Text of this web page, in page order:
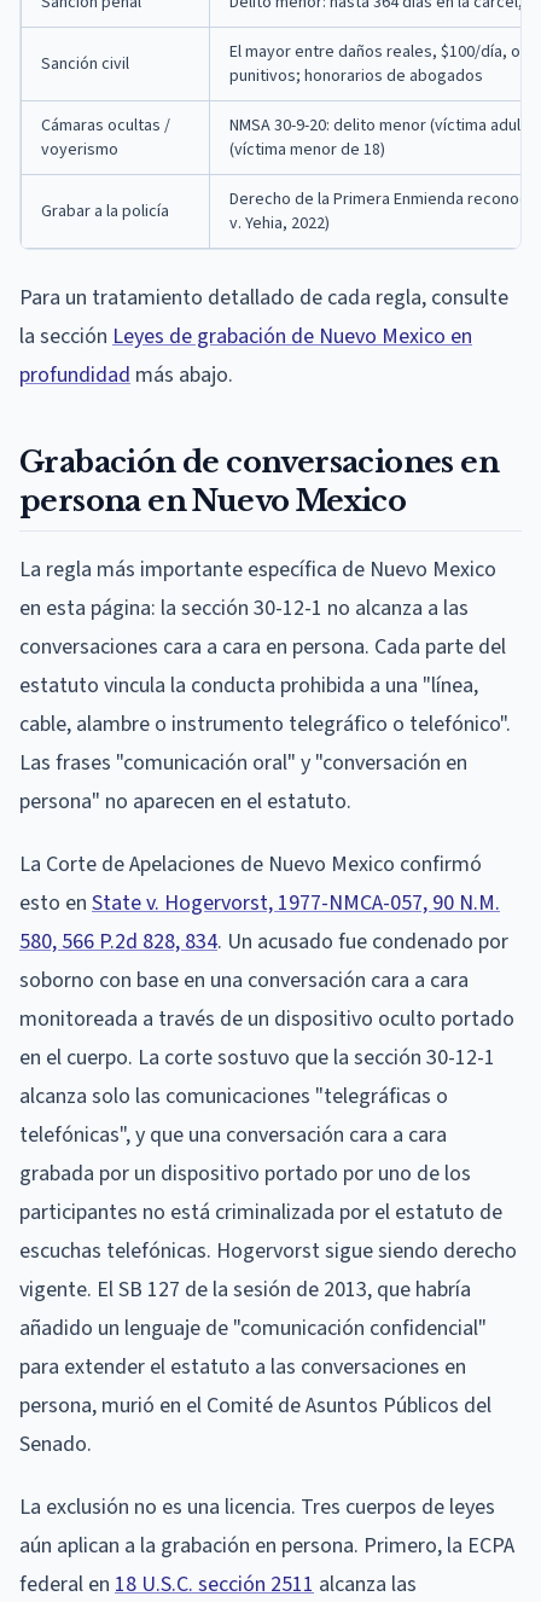
Sanción civil
El mayor entre daños reales, $100/día, o
punitivos; honorarios de abogados
Cámaras ocultas /
voyerismo
NMSA 30-9-20: delito menor (víctima
(víctima menor de 18)
Grabar a la policía
Derecho de la Primera Enmienda
v. Yehia, 2022)
Para un tratamiento detallado de cada regla, consulte
la sección Leyes de grabación de Nuevo Mexico en
profundidad más abajo.
Grabación de conversaciones en
persona en Nuevo Mexico
La regla más importante específica de Nuevo Mexico
en esta página: la sección 30-12-1 no alcanza a las
conversaciones cara a cara en persona. Cada parte del
estatuto vincula la conducta prohibida a una "línea,
cable, alambre o instrumento telegráfico o telefónico".
Las frases "comunicación oral" y "conversación en
persona" no aparecen en el estatuto.
La Corte de Apelaciones de Nuevo Mexico confirmó
esto en State v. Hogervorst, 1977-NMCA-057, 90 N.M.
580, 566 P.2d 828, 834. Un acusado fue condenado por
soborno con base en una conversación cara a cara
monitoreada a través de un dispositivo oculto portado
en el cuerpo. La corte sostuvo que la sección 30-12-1
alcanza solo las comunicaciones "telegráficas o
telefónicas", y que una conversación cara a cara
grabada por un dispositivo portado por uno de los
participantes no está criminalizada por el estatuto de
escuchas telefónicas. Hogervorst sigue siendo derecho
vigente. El SB 127 de la sesión de 2013, que habría
añadido un lenguaje de "comunicación confidencial"
para extender el estatuto a las conversaciones en
persona, murió en el Comité de Asuntos Públicos del
Senado.
La exclusión no es una licencia. Tres cuerpos de leyes
aún aplican a la grabación en persona. Primero, la ECPA
federal en 18 U.S.C. sección 2511 alcanza las